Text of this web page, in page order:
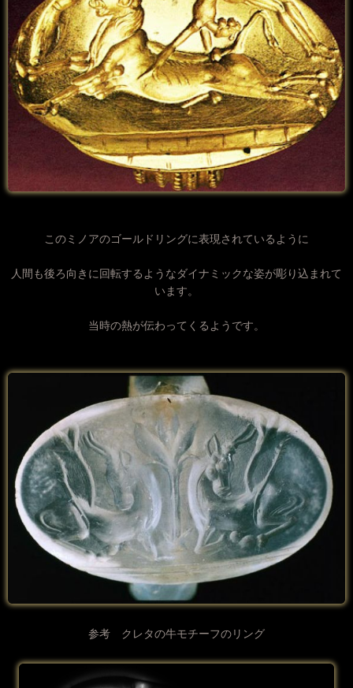
このミノアのゴールドリングに表現されているように
人間も後ろ向きに回転するようなダイナミックな姿が彫り込まれて
います。
当時の熱が伝わってくるようです。
参考 クレタの牛モチーフのリング